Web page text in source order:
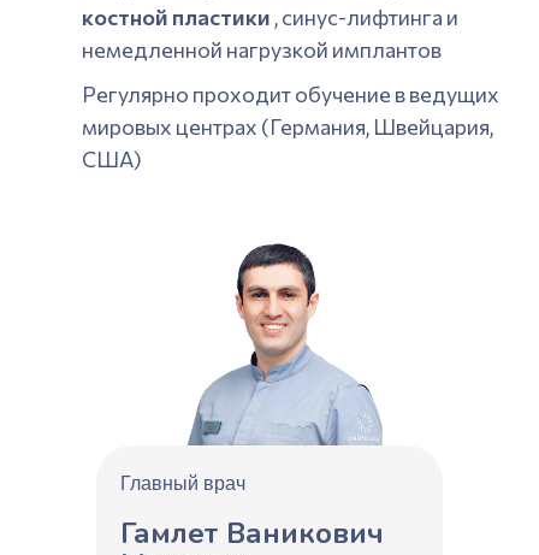
костной пластики , синус-лифтинга и
немедленной нагрузкой имплантов
Регулярно проходит обучение в ведущих
мировых центрах (Германия, Швейцария,
США)
Главный врач
Гамлет Ваникович